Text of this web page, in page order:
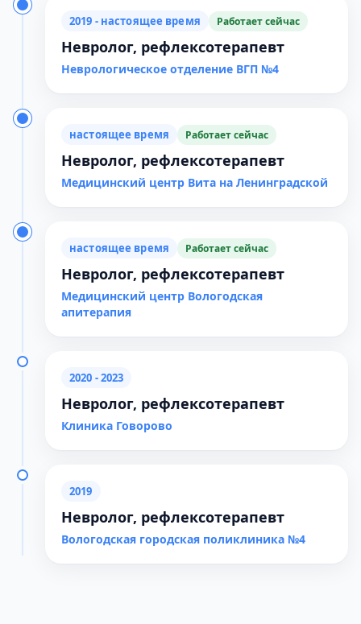
2019 - настоящее время Работает сейчас
Невролог, рефлексотерапевт
Неврологическое отделение ВГП №4
настоящее время Работает сейчас
Невролог, рефлексотерапевт
Медицинский центр Вита на Ленинградской
настоящее время Работает сейчас
Невролог, рефлексотерапевт
Медицинский центр Вологодская
апитерапия
2020 - 2023
Невролог, рефлексотерапевт
Клиника Говорово
2019
Невролог, рефлексотерапевт
Вологодская городская поликлиника №4